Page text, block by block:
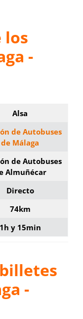
los
-
Alsa
de Autobuses
de Málaga
de Autobuses
Almuñécar
Directo
74km
1h y 15min
-